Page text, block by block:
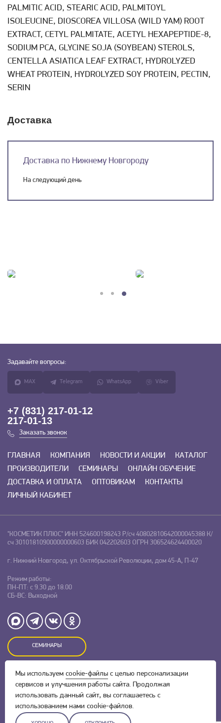
PALMITIC ACID, STEARIC ACID, PALMITOYL
ISOLEUCINE, DIOSCOREA VILLOSA (WILD YAM) ROOT
EXTRACT, CETYL PALMITATE, ACETYL HEXAPEPTIDE-8,
SODIUM PCA, GLYCINE SOJA (SOYBEAN) STEROLS,
CENTELLA ASIATICA LEAF EXTRACT, HYDROLYZED
WHEAT PROTEIN, HYDROLYZED SOY PROTEIN, PECTIN,
SERIN
Доставка
Доставка по Нижнему Новгороду
На следующий день
Задавайте вопросы:
MAX Telegram WhatsApp Viber
+7 (831) 217-01-12
217-01-13
Заказать звонок
ГЛАВНАЯ КОМПАНИЯ НОВОСТИ И АКЦИИ
КАТАЛОГ
ПРОИЗВОДИТЕЛИ
СЕМИНАРЫ
ОНЛАЙН ОБУЧЕНИЕ
ДОСТАВКА И ОПЛАТА
ОПТОВИКАМ
КОНТАКТЫ
ЛИЧНЫЙ КАБИНЕТ
"КОСМЕТИК ПЛЮС" ИНН 524600198243 Р/сч 40802810642000045388 К/
сч 30101810900000000603 БИК 042202603 ОГРН 306524624400020
г. Нижний Новгород, ул. Октябрьской Революции, дом 45-А, П-47
Режим работы:
ПН-ПТ: с 9.30 до 18.00
СБ-ВС: Выходной
СЕМИНАРЫ
Оставляя заявку на сайте, Вы даете свое согласие на обработку
персональных данныхи соглашаетесь cполитикой
конфиденциальности.
Мы используем cookie-файлы с целью персонализации
сервисов и улучшения работы сайта. Продолжая
использовать данный сайт, вы соглашаетесь с
использованием нами cookie-файлов.